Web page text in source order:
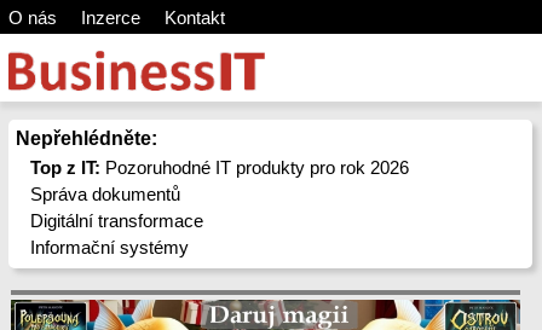
O nás Inzerce Kontakt
Nepřehlédněte:
Top z IT: Pozoruhodné IT produkty pro rok 2026
Správa dokumentů
Digitální transformace
Informační systémy